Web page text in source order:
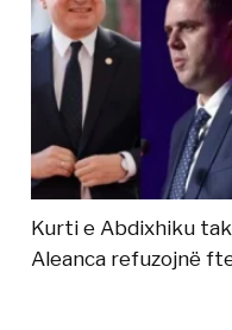
Kurti e Abdixhiku
Aleanca refuzojnë